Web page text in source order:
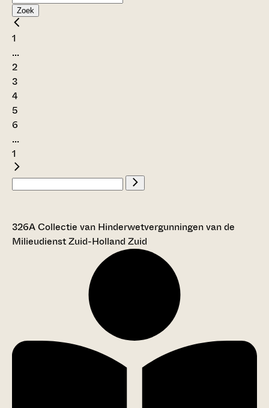
Zoek
1
...
2
3
4
5
6
...
1
326A Collectie van Hinderwetvergunningen van de
Milieudienst Zuid-Holland Zuid